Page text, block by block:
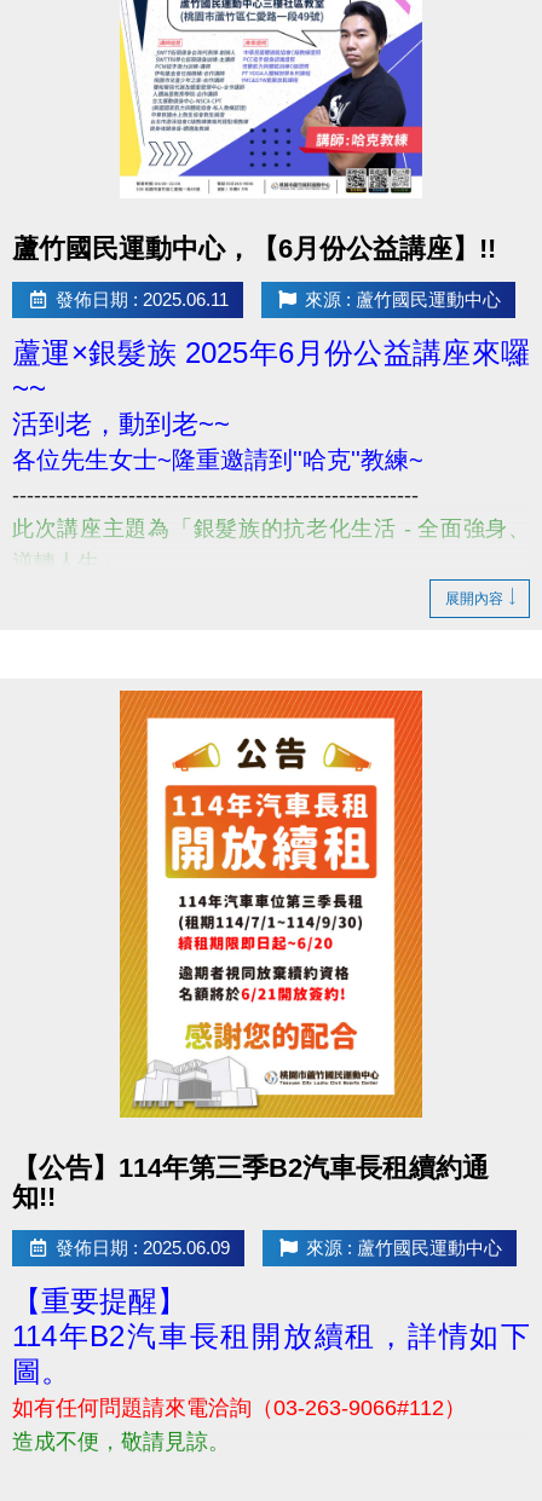
蘆竹國民運動中心，【6月份公益講座】!!
發佈日期 : 2025.06.11 來源 : 蘆竹國民運動中心
蘆運×銀髮族 2025年6月份公益講座來囉
~~
活到老，動到老~~
各位先生女士~隆重邀請到''哈克''教練~
--------------------------------------------------------
此次講座主題為「銀髮族的抗老化生活 - 全面強身、
逆轉人生」
老年維持強壯才是勢在必行的~~~(o゜▽゜)o☆
--------------------------------------------------------
活動日期：114/06/21(六)下午15:00~17:00
活動地點：桃園市蘆竹區仁愛路一段49號，3樓社區教
參加對象：有興趣者皆可報名，參加者皆有小禮物!!
---------------------------------------------------
報名請掃QR-CODE或點選下方連結填寫報名喔!!
https://docs.google.com/forms/d/e/1FAIpQLSd258G-
usp=header
#街頭健身
---------------------------------------------------
歡迎所有對銀髮族運動、體態保養有興趣之民眾報名
參加！
若有相關問題，請電洽 03-2639066 #106
展開內容
【公告】114年第三季B2汽車長租續約通
知!!
發佈日期 : 2025.06.09 來源 : 蘆竹國民運動中心
【重要提醒】
114年B2汽車長租開放續租，詳情如下
圖。
如有任何問題請來電洽詢（03-263-9066#112）
造成不便，敬請見諒。